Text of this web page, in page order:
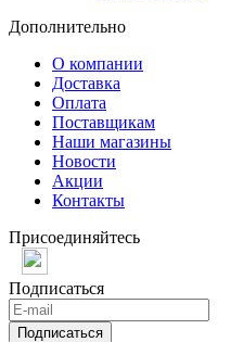
Дополнительно
О компании
Доставка
Оплата
Поставщикам
Наши магазины
Новости
Акции
Контакты
Присоединяйтесь
Подписаться